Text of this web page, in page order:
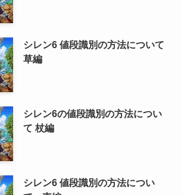
シレン6 値段識別の方法について
草編
シレン6の値段識別の方法につい
て 杖編
シレン6 値段識別の方法につい